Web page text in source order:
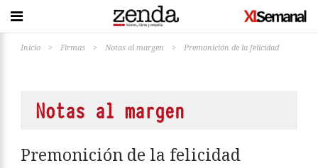
Inicio > Firmas > Notas al margen > Premonición de la felicidad
Notas al margen
Premonición de la felicidad